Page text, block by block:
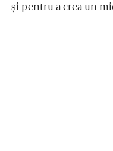
și pentru a crea un